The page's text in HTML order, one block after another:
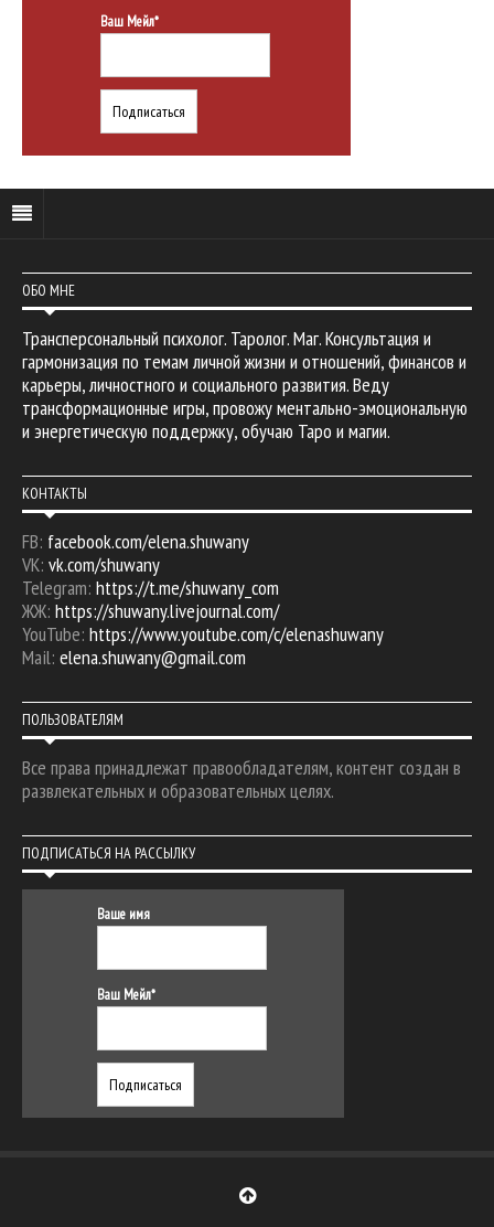
Ваш Мейл*
ОБО МНЕ
Трансперсональный психолог. Таролог. Маг. Консультация и
гармонизация по темам личной жизни и отношений, финансов и
карьеры, личностного и социального развития. Веду
трансформационные игры, провожу ментально-эмоциональную
и энергетическую поддержку, обучаю Таро и магии.
КОНТАКТЫ
FB: facebook.com/elena.shuwany
VK: vk.com/shuwany
Telegram: https://t.me/shuwany_com
ЖЖ: https://shuwany.livejournal.com/
YouTube: https://www.youtube.com/c/elenashuwany
Mail: elena.shuwany@gmail.com
ПОЛЬЗОВАТЕЛЯМ
Все права принадлежат правообладателям, контент создан в
развлекательных и образовательных целях.
ПОДПИСАТЬСЯ НА РАССЫЛКУ
Ваше имя
Ваш Мейл*